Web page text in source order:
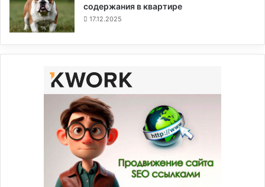
содержания в квартире
17.12.2025